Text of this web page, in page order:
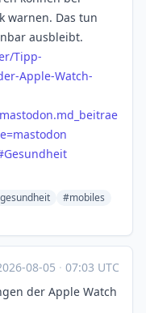
warnen. Das tun
ausbleibt.
Tipp-
Apple-Watch-
Gesundheit
#mobiles
08-05 · 07:03 UTC
der Apple Watch